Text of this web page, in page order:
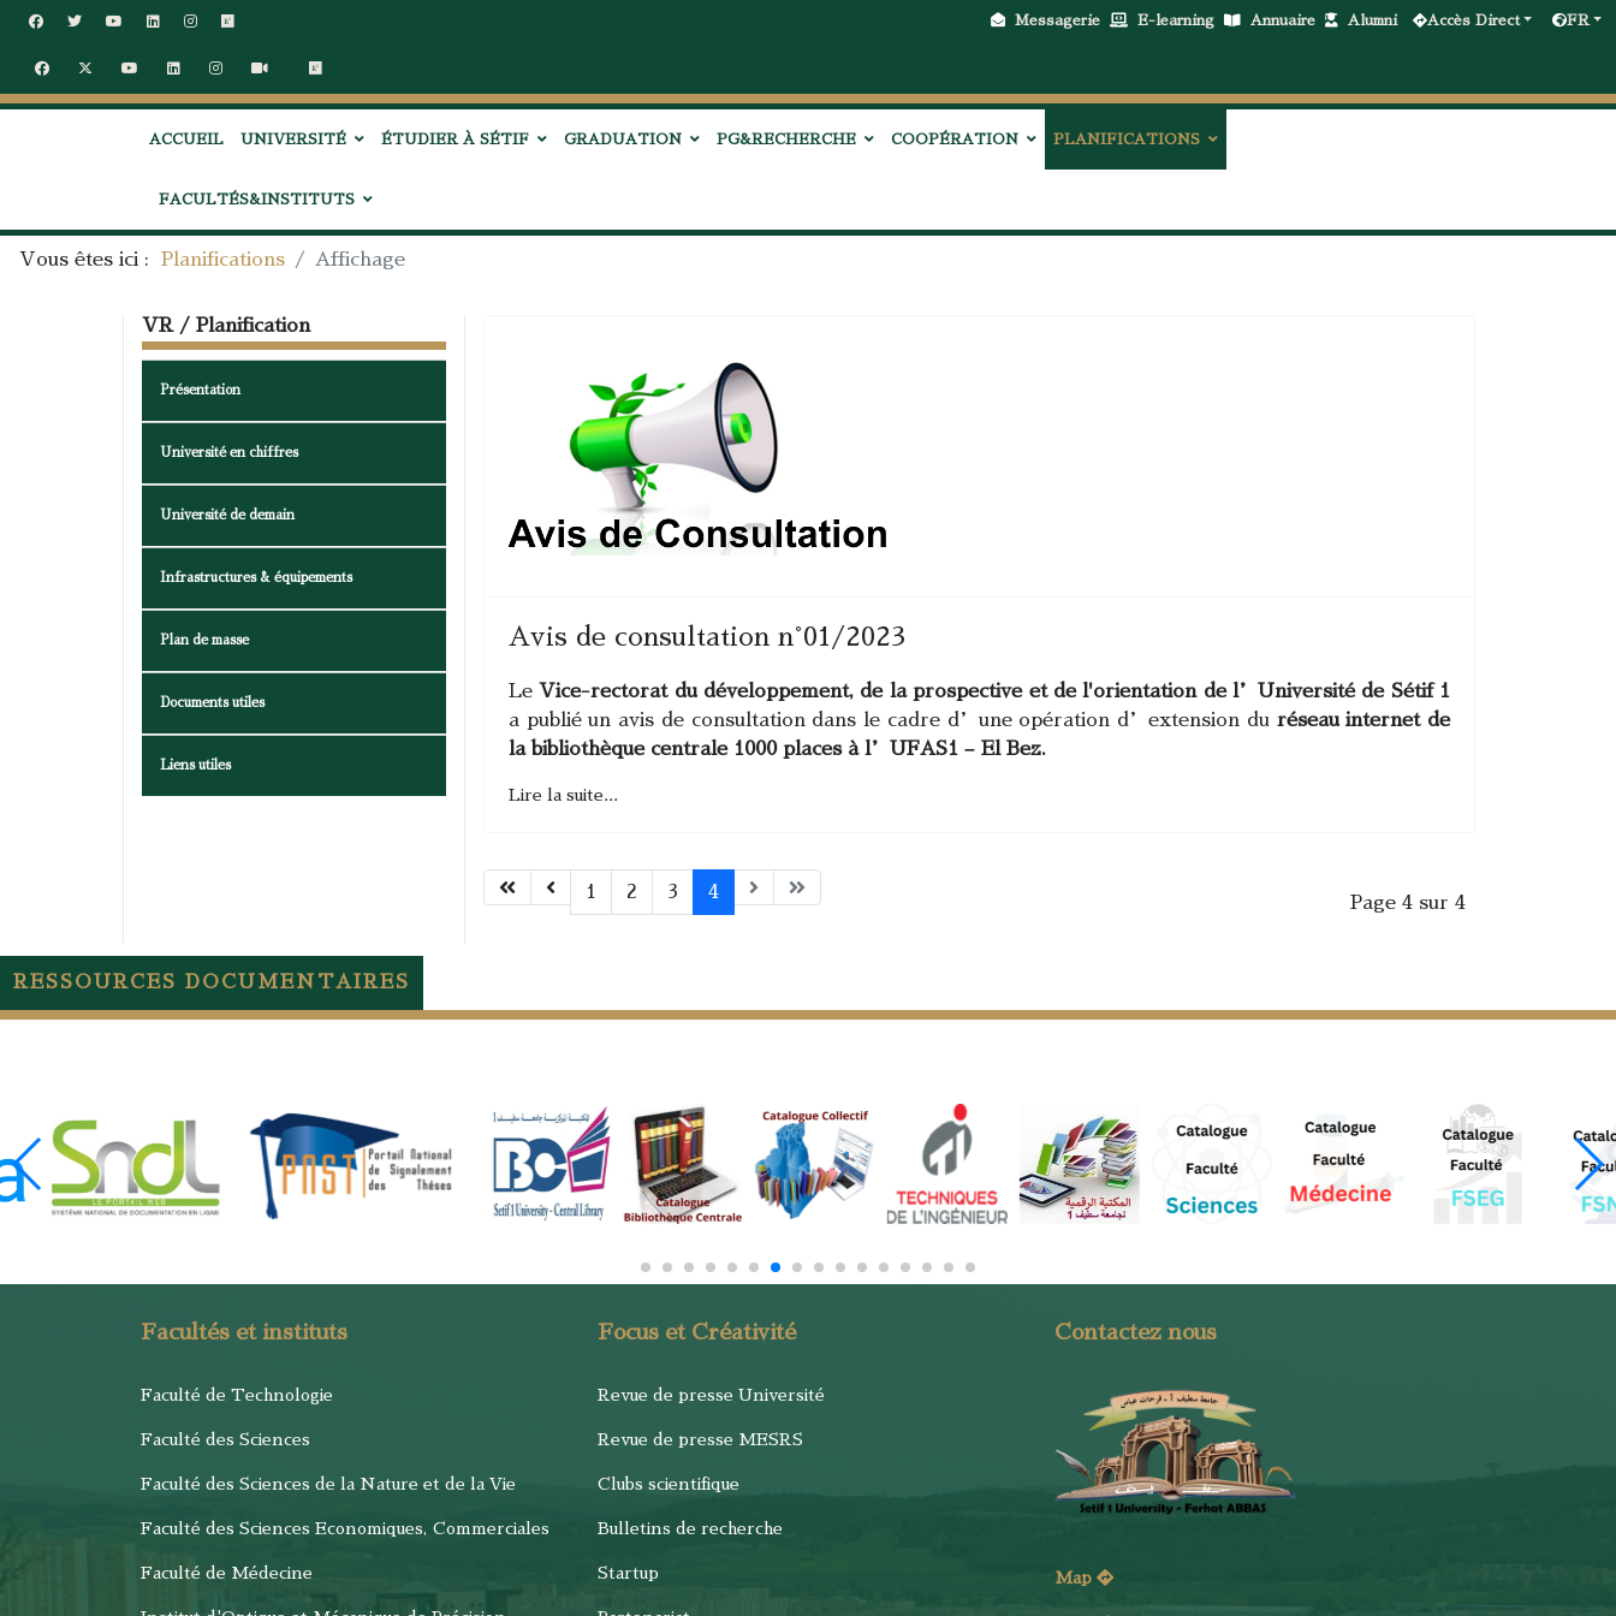
Messagerie E-learning Annuaire Alumni Accès Direct FR
ACCUEIL UNIVERSITÉ ÉTUDIER À SÉTIF GRADUATION PG&RECHERCHE COOPÉRATION PLANIFICATIONS
FACULTÉS&INSTITUTS
Vous êtes ici : Planifications Affichage
VR / Planification
Présentation
Université en chiffres
Université de demain
Infrastructures & équipements
Plan de masse
Documents utiles
Liens utiles
Avis de consultation n°01/2023
Le Vice-rectorat du développement, de la prospective et de l'orientation de l’Université de Sétif 1
a publié un avis de consultation dans le cadre d’une opération d’extension du réseau internet de
la bibliothèque centrale 1000 places à l’UFAS1 – El Bez.
Lire la suite...
Page 4 sur 4
1 2 3 4
RESSOURCES DOCUMENTAIRES
Facultés et instituts
Faculté de Technologie
Faculté des Sciences
Faculté des Sciences de la Nature et de la Vie
Faculté des Sciences Economiques, Commerciales
Faculté de Médecine
Focus et Créativité
Revue de presse Université
Revue de presse MESRS
Clubs scientifique
Bulletins de recherche
Startup
Contactez nous
Map